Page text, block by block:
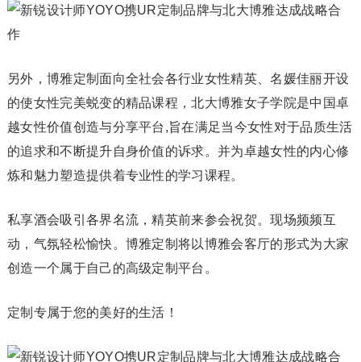
另外，博雅定制面向全社会各行业女性精英、名媛佳丽开设
的使女性完美蜕变的精品课程，北大博雅女子学院是中国卓
越女性价值创造与分享平台,旨在满足当今女性对于品质生活
的追求和不断提升自身价值的诉求。并为卓越女性的内心修
炼和魅力塑造提供着专业性的学习课程。
私享酒会吸引各界名流，精英前来参会祝贺。现场频频互
动，气氛轻松愉快。博雅定制将以博雅会客厅的形式为大家
创造一个属于自己的高级定制平台。
定制专属于您的美好的生活！